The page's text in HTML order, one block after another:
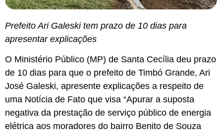
Prefeito Ari Galeski tem prazo de 10 dias para
apresentar explicações
O Ministério Público (MP) de Santa Cecília deu prazo
de 10 dias para que o prefeito de Timbó Grande, Ari
José Galeski, apresente explicações a respeito de
uma Notícia de Fato que visa “Apurar a suposta
negativa da prestação de serviço público de energia
elétrica aos moradores do bairro Benito de Souza